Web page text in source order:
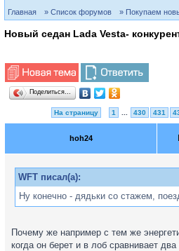
Главная » Список форумов » Покупаем
Новый седан Lada Vesta-
Поделиться…
На страницу 1 430 431
hoh24
WFT писал(а):
Ну конечно - дядьки со стажем,
Почему же например с тем же
когда он берет и в лоб сравнивает